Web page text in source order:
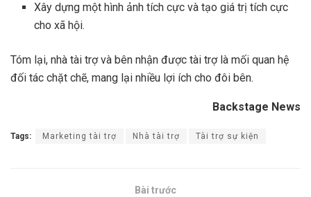
Xây dựng một hình ảnh tích cực và tạo giá trị tích cực
cho xã hội.
Tóm lại, nhà tài trợ và bên nhận được tài trợ là mối quan hệ
đối tác chặt chẽ, mang lại nhiều lợi ích cho đôi bên.
Backstage News
Tags: Marketing tài trợ Nhà tài trợ Tài trợ sự kiện
Bài trước